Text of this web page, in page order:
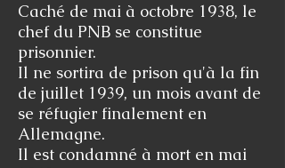
Caché de mai à octobre 1938, le
chef du PNB se constitue
prisonnier.
Il ne sortira de prison qu'à la fin
de juillet 1939, un mois avant de
se réfugier finalement en
Allemagne.
Il est condamné à mort en mai